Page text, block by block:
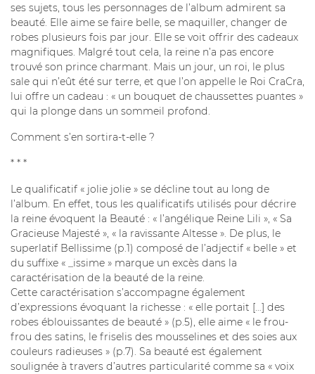
ses sujets, tous les personnages de l’album admirent sa
beauté. Elle aime se faire belle, se maquiller, changer de
robes plusieurs fois par jour. Elle se voit offrir des cadeaux
magnifiques. Malgré tout cela, la reine n’a pas encore
trouvé son prince charmant. Mais un jour, un roi, le plus
sale qui n’eût été sur terre, et que l’on appelle le Roi CraCra,
lui offre un cadeau : « un bouquet de chaussettes puantes »
qui la plonge dans un sommeil profond.
Comment s’en sortira-t-elle ?
* * *
Le qualificatif « jolie jolie » se décline tout au long de
l’album. En effet, tous les qualificatifs utilisés pour décrire
la reine évoquent la Beauté : « l’angélique Reine Lili », « Sa
Gracieuse Majesté », « la ravissante Altesse ». De plus, le
superlatif Bellissime (p.1) composé de l’adjectif « belle » et
du suffixe « _issime » marque un excès dans la
caractérisation de la beauté de la reine.
Cette caractérisation s’accompagne également
d’expressions évoquant la richesse : « elle portait […] des
robes éblouissantes de beauté » (p.5), elle aime « le frou-
frou des satins, le friselis des mousselines et des soies aux
couleurs radieuses » (p.7). Sa beauté est également
soulignée à travers d’autres particularité comme sa « voix